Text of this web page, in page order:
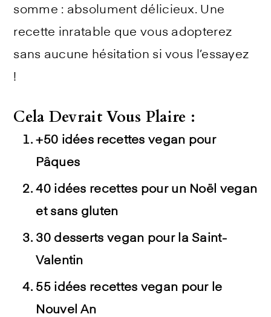
somme : absolument délicieux. Une
recette inratable que vous adopterez
sans aucune hésitation si vous l’essayez
!
Cela Devrait Vous Plaire :
+50 idées recettes vegan pour
Pâques
40 idées recettes pour un Noël vegan
et sans gluten
30 desserts vegan pour la Saint-
Valentin
55 idées recettes vegan pour le
Nouvel An